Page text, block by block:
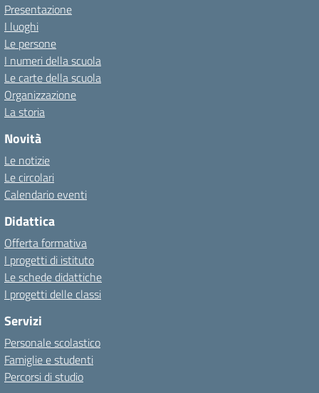
Presentazione
I luoghi
Le persone
I numeri della scuola
Le carte della scuola
Organizzazione
La storia
Novità
Le notizie
Le circolari
Calendario eventi
Didattica
Offerta formativa
I progetti di istituto
Le schede didattiche
I progetti delle classi
Servizi
Personale scolastico
Famiglie e studenti
Percorsi di studio